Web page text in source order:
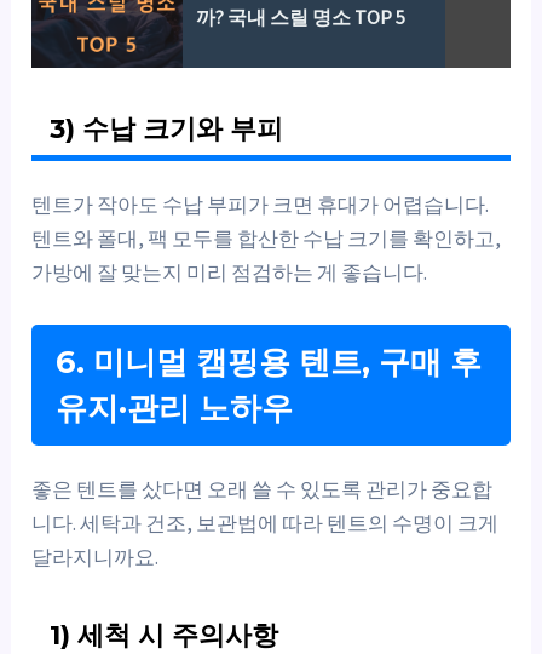
까? 국내 스릴 명소 TOP 5
3) 수납 크기와 부피
텐트가 작아도 수납 부피가 크면 휴대가 어렵습니다.
텐트와 폴대, 팩 모두를 합산한 수납 크기를 확인하고,
가방에 잘 맞는지 미리 점검하는 게 좋습니다.
6. 미니멀 캠핑용 텐트, 구매 후
유지·관리 노하우
좋은 텐트를 샀다면 오래 쓸 수 있도록 관리가 중요합
니다. 세탁과 건조, 보관법에 따라 텐트의 수명이 크게
달라지니까요.
1) 세척 시 주의사항